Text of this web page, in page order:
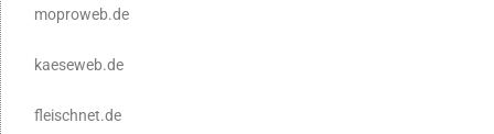
moproweb.de
kaeseweb.de
fleischnet.de